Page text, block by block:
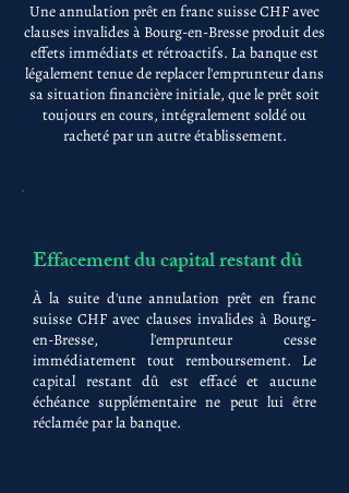
Une annulation prêt en franc suisse CHF avec
clauses invalides à Bourg-en-Bresse produit des
effets immédiats et rétroactifs. La banque est
légalement tenue de replacer l'emprunteur dans
sa situation financière initiale, que le prêt soit
toujours en cours, intégralement soldé ou
racheté par un autre établissement.
Effacement du capital restant dû
À la suite d'une annulation prêt en franc
suisse CHF avec clauses invalides à Bourg-
en-Bresse, l'emprunteur cesse
immédiatement tout remboursement. Le
capital restant dû est effacé et aucune
échéance supplémentaire ne peut lui être
réclamée par la banque.